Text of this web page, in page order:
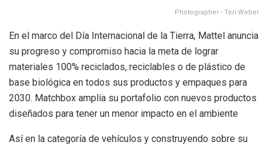
Photographer - Teri Weber
En el marco del Día Internacional de la Tierra, Mattel anuncia
su progreso y compromiso hacia la meta de lograr
materiales 100% reciclados, reciclables o de plástico de
base biológica en todos sus productos y empaques para
2030. Matchbox amplía su portafolio con nuevos productos
diseñados para tener un menor impacto en el ambiente
Así en la categoría de vehículos y construyendo sobre su